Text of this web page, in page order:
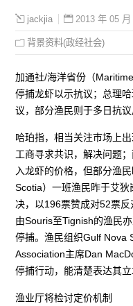
jackjia 2013 年 05 月
背景资料(政经社会)
加通社/海洋省份（
停捕龙虾以示抗议；总理
议，部分渔民则于多日抗议
哈珀指，相当关注巿场上
工商寻求共识，解决问题
入龙虾的价格，但部分渔
Scotia）一班渔民昨于艾
决，以196票赞成对52票反
由Souris至Tignish的渔民
停捕。渔民组织Gulf Nova
Association主席Dan
停捕行动，能清楚表达其立
渔业厅将检讨定价机制